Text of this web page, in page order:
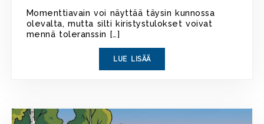
Momenttiavain voi näyttää täysin kunnossa
olevalta, mutta silti kiristystulokset voivat
mennä toleranssin […]
LUE LISÄÄ